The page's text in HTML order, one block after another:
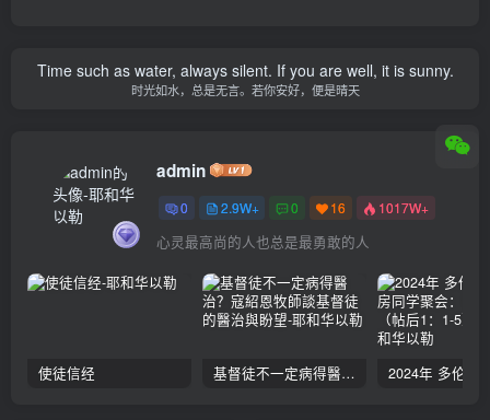
Time such as water, always silent. If you are well, it is sunny.
时光如水，总是无言。若你安好，便是晴天
admin
0 2.9W+ 0 16 1017W+
心灵最高尚的人也总是最勇敢的人
使徒信经 基督徒不一定病得醫治？寇紹恩牧師談基督徒的醫治與盼望